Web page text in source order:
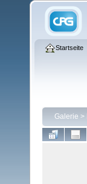
Startseite
Galerie >